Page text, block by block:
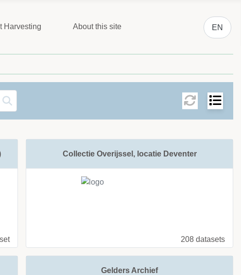
Harvesting About this site
Select
EN
items per page.
Collectie Overijssel, locatie Deventer
208 datasets
Gelders Archief